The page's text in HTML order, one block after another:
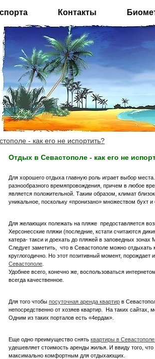
Контакты
- как его не испортить?
Отдых в Севастополе - как его не
Для хорошего отдыха главную роль играет выбор
разнообразного времяпровождения, причем в любое
является положительной. Таким образом, климат
уникальное, поскольку «пронизано» множеством бухт
Для желающих полежать на пляже предоставляется
Херсонесские пляжи (последние, кстати считаются
катера- такси и доехать до пляжей в заповедных
Следует заметить, что в Севастополе можно отдыхать
круглогодично. Но этот позитивный момент, порождает
Севастополе
Удобнее всего, конечно же, воспользоваться
всегда качественное.
Для того чтобы посуточная аренда квартир в
непосредственно от хозяев квартир. На таких сайтах,
Одним из таких порталов есть «4ердак».
Еще одно преимущество снять квартиры в
удешевляет стоимость аренды жилья. И ввиду того,
максимально комфортным для отдыхающих.